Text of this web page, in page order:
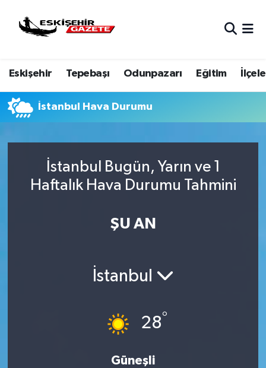
Eskişehir Tepebaşı Odunpazarı Eğitim
İstanbul Hava Durumu
İstanbul Bugün, Yarın ve 1
Haftalık Hava Durumu Tahmini
ŞU AN
İstanbul
28°
Güneşli
Hava Durumu
Eskişehir Namaz Vakitleri
Süper Lig Puan Durumu ve Fikstür
Son Dakika Haberleri